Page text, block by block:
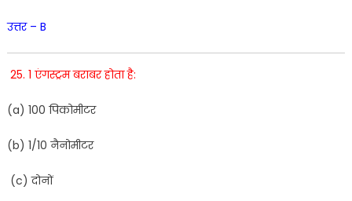
उत्तर – B
25. 1 एंगस्ट्रम बराबर होता है:
(a) 100 पिकोमीटर
(b) 1/10 नैनोमीटर
(c)दोनों